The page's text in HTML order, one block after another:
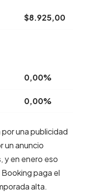
$8.925,00
0,00%
0,00%
una publicidad
un anuncio
y en enero eso
paga el
alta.